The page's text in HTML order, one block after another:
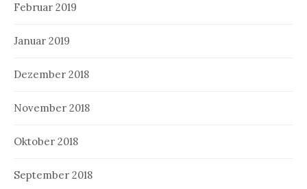
Februar 2019
Januar 2019
Dezember 2018
November 2018
Oktober 2018
September 2018